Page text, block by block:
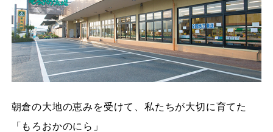
朝倉の大地の恵みを受けて、私たちが大切に育てた
「もろおかのにら」